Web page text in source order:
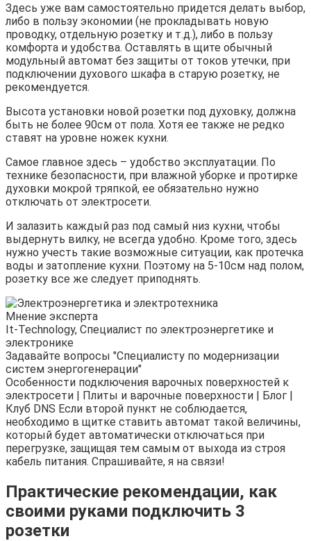
Здесь уже вам самостоятельно придется делать выбор,
либо в пользу экономии (не прокладывать новую
проводку, отдельную розетку и т.д.), либо в пользу
комфорта и удобства. Оставлять в щите обычный
модульный автомат без защиты от токов утечки, при
подключении духового шкафа в старую розетку, не
рекомендуется.
Высота установки новой розетки под духовку, должна
быть не более 90см от пола. Хотя ее также не редко
ставят на уровне ножек кухни.
Самое главное здесь – удобство эксплуатации. По
технике безопасности, при влажной уборке и протирке
духовки мокрой тряпкой, ее обязательно нужно
отключать от электросети.
И залазить каждый раз под самый низ кухни, чтобы
выдернуть вилку, не всегда удобно. Кроме того, здесь
нужно учесть такие возможные ситуации, как протечка
воды и затопление кухни. Поэтому на 5-10см над полом,
розетку все же следует приподнять.
Мнение эксперта
It-Technology, Cпециалист по электроэнергетике и
электронике
Задавайте вопросы "Специалисту по модернизации
систем энергогенерации"
Особенности подключения варочных поверхностей к
электросети | Плиты и варочные поверхности | Блог |
Клуб DNS Если второй пункт не соблюдается,
необходимо в щитке ставить автомат такой величины,
который будет автоматически отключаться при
перегрузке, защищая тем самым от выхода из строя
кабель питания. Спрашивайте, я на связи!
Практические рекомендации, как
своими руками подключить 3
розетки